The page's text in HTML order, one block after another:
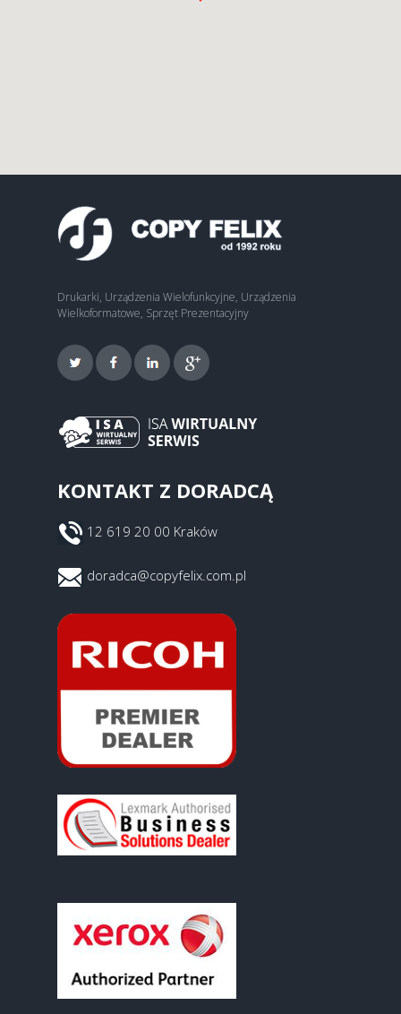
Drukarki, Urządzenia Wielofunkcyjne, Urządzenia
Wielkoformatowe, Sprzęt Prezentacyjny
KONTAKT Z DORADCĄ
12 619 20 00 Kraków
doradca@copyfelix.com.pl